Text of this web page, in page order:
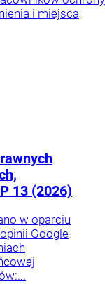
i miejsca
13 (2026)
w oparciu
Google